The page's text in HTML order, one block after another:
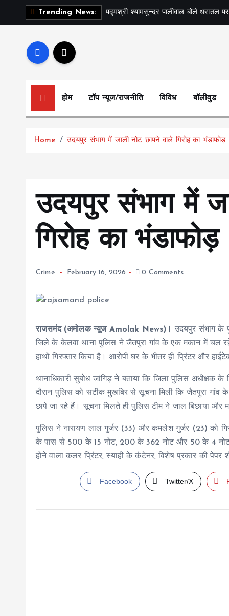
Trending News: पद्मश्री श्यामसुन्दर पालीवाल बोले धरातल
होम टॉप न्यूज/राजनीति विविध बॉलीवुड
Home उदयपुर संभाग में जाली नोट छापने वाले गिरोह का भंडाफोड़
उदयपुर संभाग में
गिरोह का भंडाफोड़
Crime February 16, 2026 0 Comments
राजसमंद (अमोलक न्यूज Amolak News)। उदयपुर संभाग के
जिले के केलवा थाना पुलिस ने जैतपुरा गांव के एक मकान में चल
हाथों गिरफ्तार किया है। आरोपी घर के भीतर ही प्रिंटर और
थानाधिकारी सुबोध जांगिड़ ने बताया कि जिला पुलिस अधीक्षक
दौरान पुलिस को सटीक मुखबिर से सूचना मिली कि जैतपुरा गांव
छापे जा रहे हैं। सूचना मिलते ही पुलिस टीम ने जाल बिछाया और
पुलिस ने नारायण लाल गुर्जर (33) और कमलेश गुर्जर (23) को
के पास से 500 के 15 नोट, 200 के 362 नोट और 50 के 4
होने वाला कलर प्रिंटर, स्याही के कंटेनर, विशेष प्रकार की
Facebook Twitter/X